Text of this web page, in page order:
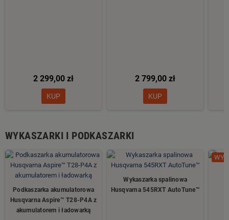
2 299,00 zł
KUP
2 799,00 zł
KUP
WYKASZARKI I PODKASZARKI
Podkaszarka akumulatorowa
Husqvarna Aspire™ T28-P4A z
akumulatorem i ładowarką
Wykaszarka spalinowa
Husqvarna 545RXT AutoTune™